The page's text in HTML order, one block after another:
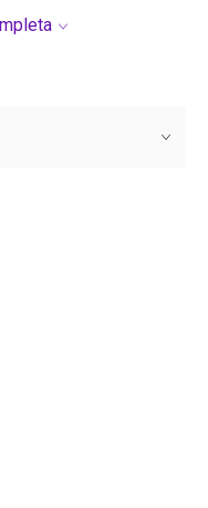
de obstrucción.
diario